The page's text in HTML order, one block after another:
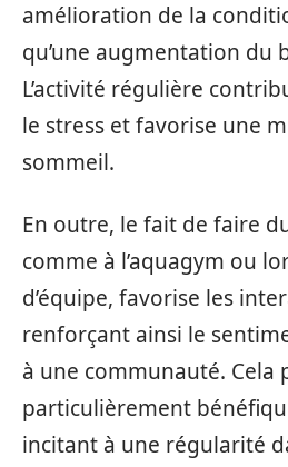
amélioration de la
qu’une augmentation du
L’activité régulière
le stress et favorise une
sommeil.
En outre, le fait de faire
comme à l’aquagym ou
d’équipe, favorise les
renforçant ainsi le
à une communauté. Cela
particulièrement
incitant à une régularité